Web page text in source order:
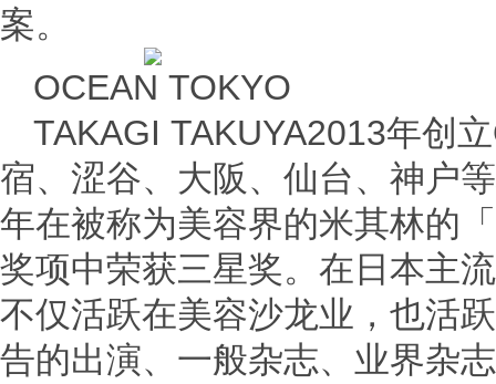
案。
OCEAN TOKYO
TAKAGI TAKUYA2013年创
宿、涩谷、大阪、仙台、神户
年在被称为美容界的米其林的
奖项中荣获三星奖。在日本主
不仅活跃在美容沙龙业，也活
告的出演、一般杂志、业界杂